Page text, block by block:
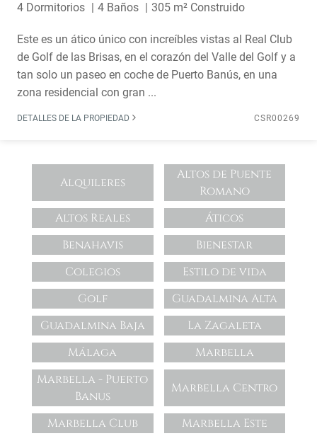
4 Dormitorios 4 Baños 305 m² Construido
Este es un ático único con increíbles vistas al Real Club
de Golf de las Brisas, en el corazón del Valle del Golf y a
tan solo un paseo en coche de Puerto Banús, en una
zona residencial con gran ...
DETALLES DE LA PROPIEDAD CSR00269
Alquileres
Altos de Puente
Romano
Altos Reales
Áticos
Benahavis
Bienestar
Colegios
Estilo de vida
Golf
Guadalmina Alta
Guadalmina Baja
La Zagaleta
Málaga
Marbella
Marbella - Puerto
Banus
Marbella Centro
Marbella Club
Marbella Este